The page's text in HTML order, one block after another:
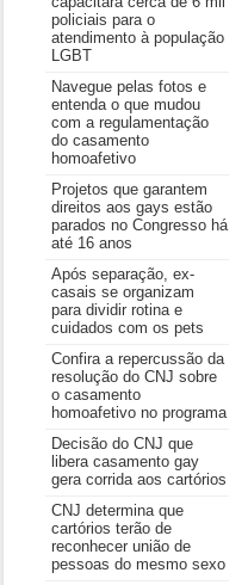
policiais para o
atendimento à população
LGBT
Navegue pelas fotos e
entenda o que mudou
com a regulamentação
do casamento
homoafetivo
Projetos que garantem
direitos aos gays estão
parados no Congresso há
até 16 anos
Após separação, ex-
casais se organizam
para dividir rotina e
cuidados com os pets
Confira a repercussão da
resolução do CNJ sobre
o casamento
homoafetivo no programa
Decisão do CNJ que
libera casamento gay
gera corrida aos cartórios
CNJ determina que
cartórios terão de
reconhecer união de
pessoas do mesmo sexo